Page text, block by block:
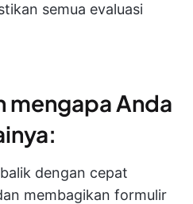
semua evaluasi
mengapa Anda
dengan cepat
membagikan formulir